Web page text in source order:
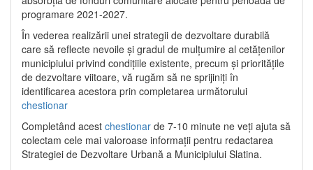
programare 2021-2027.
În vederea realizării unei strategii de dezvoltare durabilă
care să reflecte nevoile și gradul de mulțumire al cetățenilor
municipiului privind condițiile existente, precum și prioritățile
de dezvoltare viitoare, vă rugăm să ne sprijiniți în
identificarea acestora prin completarea următorului
chestionar
Completând acest chestionar de 7-10 minute ne veți ajuta să
colectam cele mai valoroase informații pentru redactarea
Strategiei de Dezvoltare Urbană a Municipiului Slatina.